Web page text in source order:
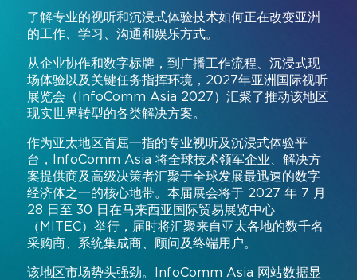
加入我们的邮件列表
参展商名录
2026年相册
InstagramFacebook
领英 YouTube
#InfoCommAsia
亚洲专业音视频市场
为何参展
赞助商与合作伙伴
参展商名录
展位图
特别活动
特邀买家计划
差旅与签证信息
技术概览
音频
广播音视频
指挥与控制
会议与协作
数字标牌
现场活动、娱乐
峰会日程
演讲嘉宾名单
2026演讲者征集
在InfoComm Asia展示您的品牌
专为企业协作与生产力而设计
实时、沉浸式与体验式解决方案
2026参展商专区
参展商中心
了解专业的视听和沉浸式体验技术如何正在改变亚洲
的工作、学习、沟通和娱乐方式。
从企业协作和数字标牌，到广播工作流程、沉浸式现
场体验以及关键任务指挥环境，2027年亚洲国际视听
展览会（InfoComm Asia 2027）汇聚了推动该地区
现实世界转型的各类解决方案。
作为亚太地区首屈一指的专业视听及沉浸式体验平
台，InfoComm Asia 将全球技术领军企业、解决方
案提供商及高级决策者汇聚于全球发展最迅速的数字
经济体之一的核心地带。本届展会将于 2027 年 7 月
28 日至 30 日在马来西亚国际贸易展览中心
（MITEC）举行，届时将汇聚来自亚太各地的数千名
采购商、系统集成商、顾问及终端用户。
该地区市场势头强劲。InfoComm Asia 网站数据显